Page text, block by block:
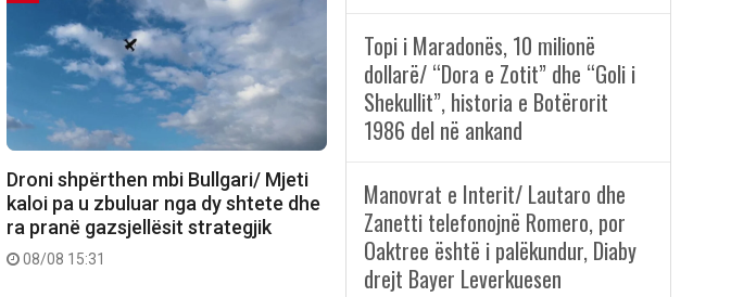
Droni shpërthen mbi Bullgari/ Mjeti
kaloi pa u zbuluar nga dy shtete dhe
ra pranë gazsjellësit strategjik
08/08 15:31
Topi i Maradonës, 10 milionë
dollarë/ “Dora e Zotit” dhe “Goli i
Shekullit”, historia e Botërorit
1986 del në ankand
Manovrat e Interit/ Lautaro dhe
Zanetti telefonojnë Romero, por
Oaktree është i palëkundur, Diaby
drejt Bayer Leverkuesen